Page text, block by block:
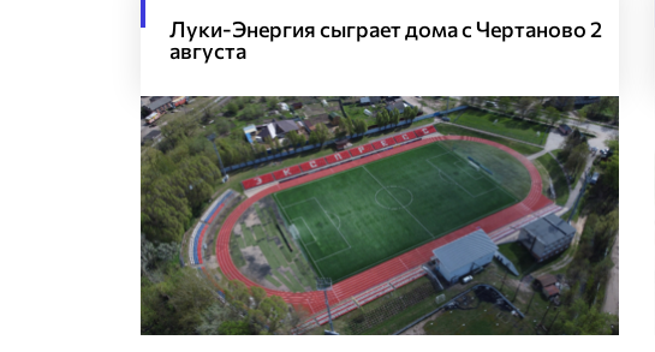
Луки-Энергия сыграет дома с Чертаново 2
августа